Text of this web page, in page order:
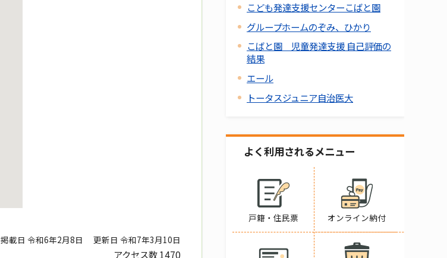
掲載日 令和6年2月8日 更新日 令和7年3月10日
アクセス数1470
こども発達支援センターこばと園
グループホームのぞみ、ひかり
こばと園 児童発達支援 自己評価の
結果
エール
トータスジュニア自治医大
よく利用されるメニュー
戸籍・住民票 オンライン納付